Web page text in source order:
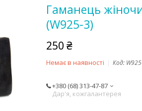
Гаманець
(W925-3)
250 ₴
Немає в наявності Код:
+380 (68) 313-47-87
Дар'я, кожгалантерея